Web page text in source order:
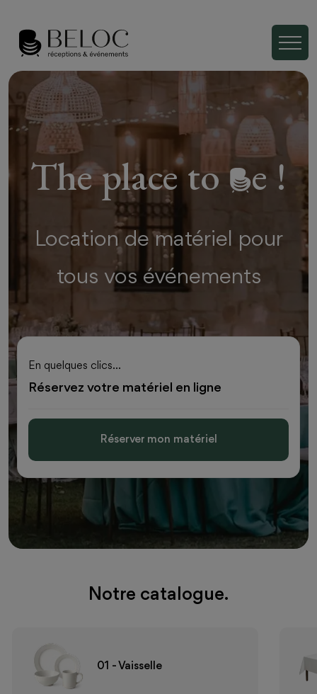
The place to e !
Location de matériel pour
tous vos événements
En quelques clics...
Réservez votre matériel en ligne
Réserver mon matériel
Notre catalogue.
01 - Vaisselle